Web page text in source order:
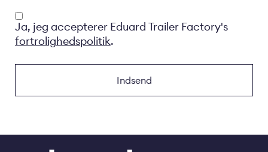
Privacyverklaring
Ja, jeg accepterer Eduard Trailer Factory's
fortrolighedspolitik.